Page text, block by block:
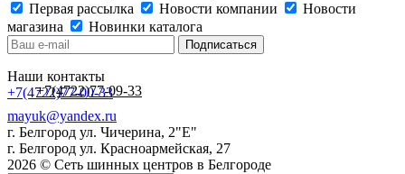
Первая рассылка
Новости компании
Новости
магазина
Новинки каталога
Наши контакты
+7(4722)77-00-33
+7(4722)77-09-33
mayuk@yandex.ru
г. Белгород ул. Чичерина, 2"Е"
г. Белгород ул. Красноармейская, 27
2026 © Сеть шинных центров в Белгороде